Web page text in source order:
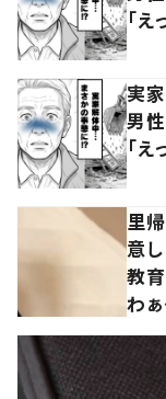
「え
実
男
「え
里
意
教
わ